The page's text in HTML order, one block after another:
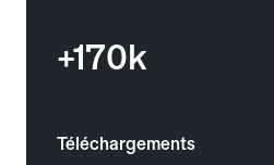
+170k
Téléchargements